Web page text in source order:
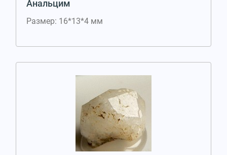
Анальцим
Размер: 16*13*4 мм